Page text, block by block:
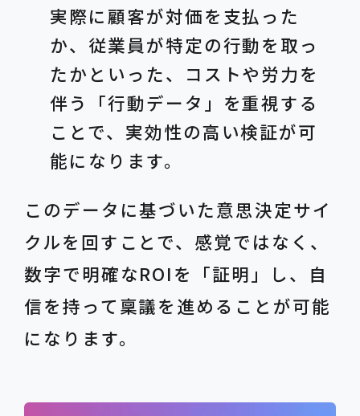
実際に顧客が対価を支払った
か、従業員が特定の行動を取っ
たかといった、コストや労力を
伴う「行動データ」を重視する
ことで、実効性の高い検証が可
能になります。
このデータに基づいた意思決定サイ
クルを回すことで、感覚ではなく、
数字で明確なROIを「証明」し、自
信を持って稟議を進めることが可能
になります。